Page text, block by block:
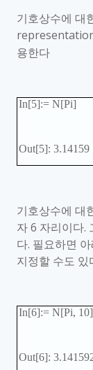
기호상수에 대
용한다
In[5]:= N[Pi]
Out[5]: 3.14159
기호상수에 대
자6 자리이다.
다. 필요하면
지정할 수도 있
In[6]:= N[Pi, 10]
Out[6]: